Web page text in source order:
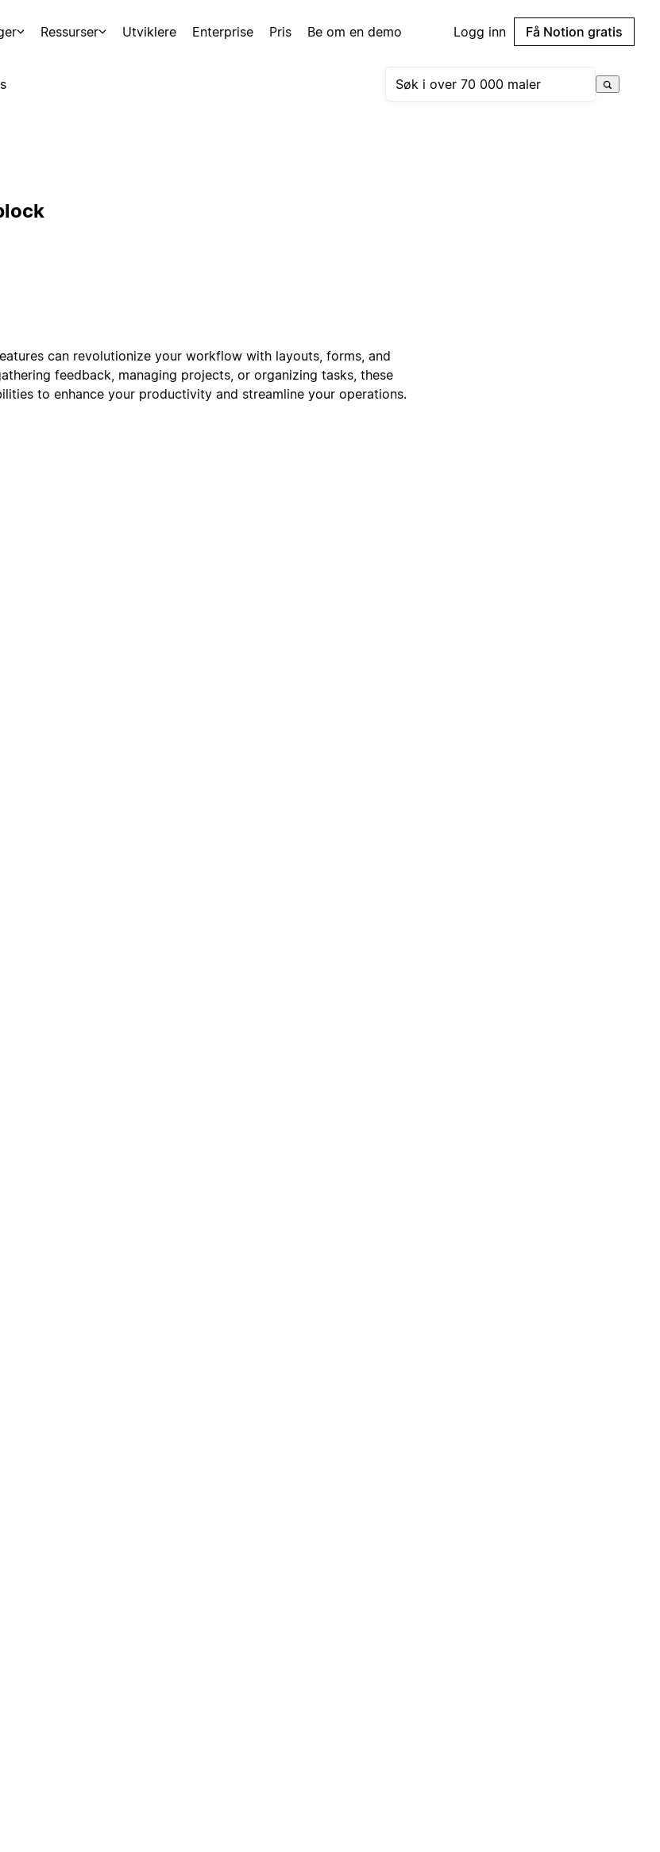
Ressurser Utviklere Enterprise Pris Be om en demo Logg inn Få Notion gratis
can revolutionize your workflow with layouts, forms, and
feedback, managing projects, or organizing tasks, these
to enhance your productivity and streamline your operations.